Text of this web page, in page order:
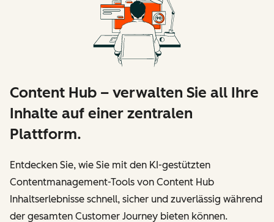
Content Hub – verwalten Sie all Ihre
Inhalte auf einer zentralen
Plattform.
Entdecken Sie, wie Sie mit den KI-gestützten
Contentmanagement-Tools von Content Hub
Inhaltserlebnisse schnell, sicher und zuverlässig während
der gesamten Customer Journey bieten können.